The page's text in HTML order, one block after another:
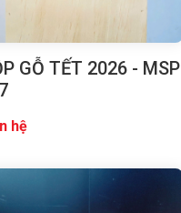
GỖ TẾT 2026 - MSP
hệ